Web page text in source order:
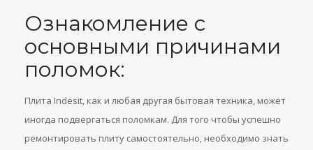
Ознакомление с
основными причинами
поломок:
Плита Indesit, как и любая другая бытовая техника, может
иногда подвергаться поломкам. Для того чтобы успешно
ремонтировать плиту самостоятельно, необходимо знать